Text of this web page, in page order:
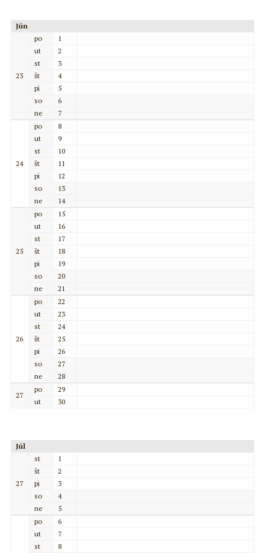
Jún
23
po
1
ut
2
st
3
št
4
pi
5
so
6
ne
7
24
po
8
ut
9
st
10
št
11
pi
12
so
13
ne
14
25
po
15
ut
16
st
17
št
18
pi
19
so
20
ne
21
26
po
22
ut
23
st
24
št
25
pi
26
so
27
ne
28
27
po
29
ut
30
Júl
27
st
1
št
2
pi
3
so
4
ne
5
po
6
ut
7
st
8